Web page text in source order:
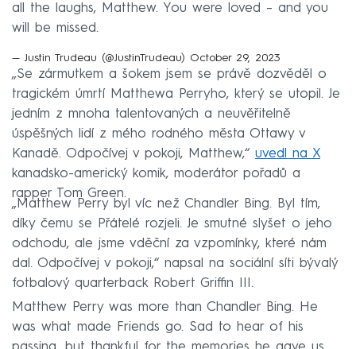
all the laughs, Matthew. You were loved – and you
will be missed.
— Justin Trudeau (@JustinTrudeau) October 29, 2023
„Se zármutkem a šokem jsem se právě dozvěděl o
tragickém úmrtí Matthewa Perryho, který se utopil. Je
jedním z mnoha talentovaných a neuvěřitelně
úspěšných lidí z mého rodného města Ottawy v
Kanadě. Odpočívej v pokoji, Matthew,“ uvedl na X
kanadsko-americký komik, moderátor pořadů a
rapper Tom Green.
„Matthew Perry byl víc než Chandler Bing. Byl tím,
díky čemu se Přátelé rozjeli. Je smutné slyšet o jeho
odchodu, ale jsme vděční za vzpomínky, které nám
dal. Odpočívej v pokoji,“ napsal na sociální síti bývalý
fotbalový quarterback Robert Griffin III.
Matthew Perry was more than Chandler Bing. He
was what made Friends go. Sad to hear of his